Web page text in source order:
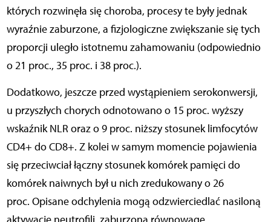
których rozwinęła się choroba, procesy te były jednak
wyraźnie zaburzone, a fizjologiczne zwiększanie się tych
proporcji uległo istotnemu zahamowaniu (odpowiednio
o 21 proc., 35 proc. i 38 proc.).
Dodatkowo, jeszcze przed wystąpieniem serokonwersji,
u przyszłych chorych odnotowano o 15 proc. wyższy
wskaźnik NLR oraz o 9 proc. niższy stosunek limfocytów
CD4+ do CD8+. Z kolei w samym momencie pojawienia
się przeciwciał łączny stosunek komórek pamięci do
komórek naiwnych był u nich zredukowany o 26
proc. Opisane odchylenia mogą odzwierciedlać nasiloną